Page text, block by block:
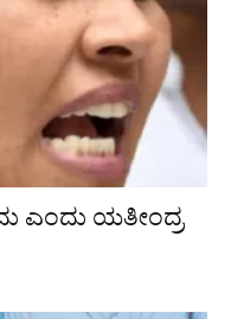
ಎಂದು ಯತೀಂದ್ರ